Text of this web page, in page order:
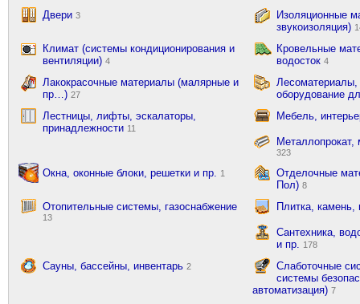
Двери 3
Изоляционные
звукоизоляция)
Климат (системы кондиционирования и
вентиляции) 4
Кровельные
водосток 4
Лакокрасочные материалы (малярные и
пр…) 27
оборудование
Лестницы, лифты, эскалаторы,
принадлежности 11
Мебель,
323
Окна, оконные блоки, решетки и пр. 1
Отделочные
Пол) 8
Отопительные системы, газоснабжение
13
Плитка,
Сантехника,
и пр.
178
Сауны, бассейны, инвентарь 2
Слаботочные
системы
автоматизация) 7